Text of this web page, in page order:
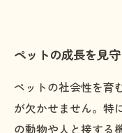
ペットの成長を見
ペットの社会性を育
が欠かせません。特
の動物や人と接する